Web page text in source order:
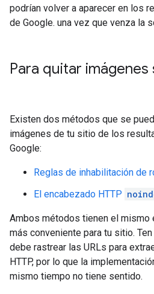
podrían volver a aparecer en los
de Google. una vez que venza la
Para quitar imágenes
Existen dos métodos que se
imágenes de tu sitio de los
Google:
Reglas de inhabilitación de
El encabezado HTTP
Ambos métodos tienen el mismo
más conveniente para tu sitio.
debe rastrear las URLs para
HTTP, por lo que la
mismo tiempo no tiene sentido.